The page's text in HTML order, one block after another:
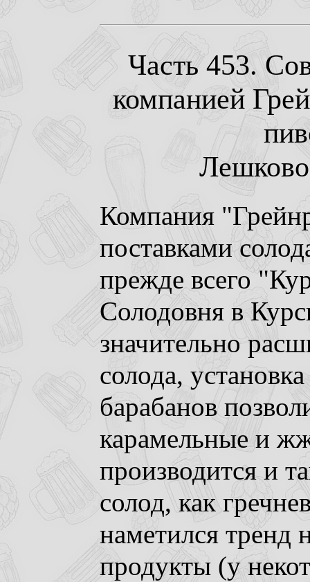
Часть 453.
компанией
Компания
поставками
прежде всего
Солодовня в
значительно
солода,
барабанов
карамельные и
производится и
солод, как
наметился тренд
продукты (у